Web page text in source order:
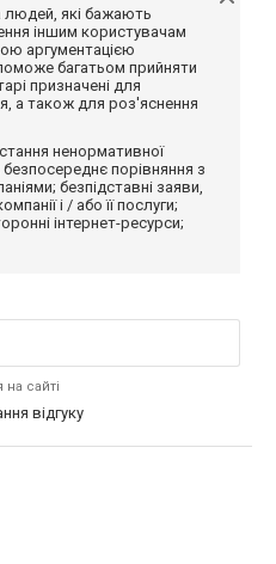
людей, які бажають
іншим користувачам
аргументацією
багатьом прийняти
призначені для
а також для роз'яснення
ненормативної
порівняння з
безпідставні заяви,
і / або її послуги;
інтернет-ресурси;
сайті
відгуку